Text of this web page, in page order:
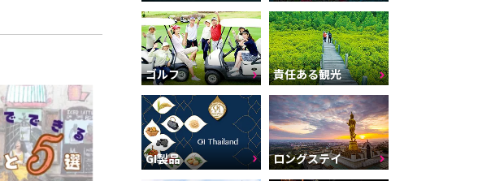
ゴルフ 責任ある観光
GI製品 ロングステイ